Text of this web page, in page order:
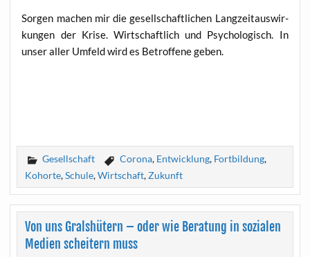
Sor­gen machen mir die gesell­schaft­li­chen Lang­zeit­aus­wir­
kun­gen der Kri­se. Wirt­schaft­lich und Psy­cho­lo­gisch. In
unser aller Umfeld wird es Betrof­fe­ne geben.
Gesellschaft Corona, Entwicklung, Fortbildung,
Kohorte,Schule,Wirtschaft,Zukunft
Von uns Gralshütern – oder wie Beratung in sozialen
Medien scheitern muss